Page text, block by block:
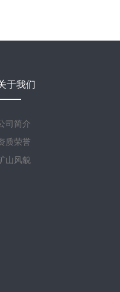
于我们
司简介
质荣誉
山风貌